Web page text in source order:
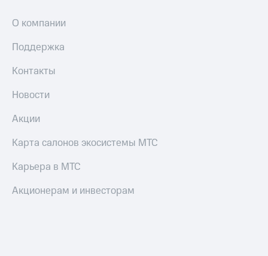
О компании
Поддержка
Контакты
Новости
Акции
Карта салонов экосистемы МТС
Карьера в МТС
Акционерам и инвесторам